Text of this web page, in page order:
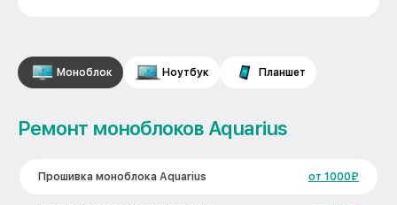
Моноблок Ноутбук Планшет
Ремонт моноблоков Aquarius
Прошивка моноблока Aquarius от 1000₽